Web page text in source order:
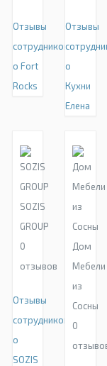
Отзывы
сотрудников
о Fort
Rocks
Отзывы
о
Кухни
Елена
SOZIS
GROUP
0
отзывов
Отзывы
сотрудников
о
SOZIS
Дом
Мебели
из
Сосны
0